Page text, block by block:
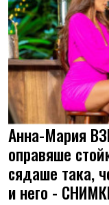
Анна-Мария
оправяше
сядаше така,
и него -